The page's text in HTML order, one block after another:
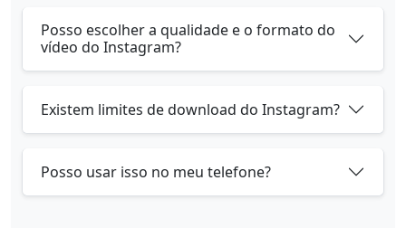
Posso escolher a qualidade e o formato do
vídeo do Instagram?
Existem limites de download do Instagram?
Posso usar isso no meu telefone?